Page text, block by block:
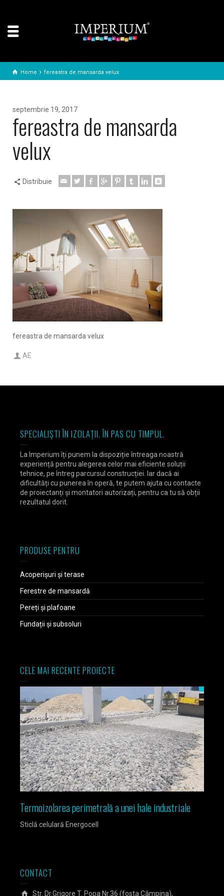
Home fereastra de mansarda velux
septembrie 19, 2017
fereastra de mansarda
velux
Distribuie
fereastra de mansarda velux
AE
SPECIALIȘTI ÎN IZOLAȚII. ÎN PAS CU TIMPUL.
La Imperium îți punem la dispoziție întreaga noastră
experiență pentru alegerea celor mai eficiente soluții
tehnice, pe întreg parcursul construcției. Iar dacă ai
dificultăți cu punerea în operă, te putem ajuta cu contacte
de proiectanți și montatori autorizați, pentru ca tu să obții
rezultatul dorit.
PRODUSE PENTRU
Acoperișuri și terase
Ferestre de mansardă
Pereți și plafoane
Fundații și subsoluri
CELE MAI RECENTE PROIECTE
Termoizolarea perimetrală a unei hale industriale
Sticlă celulară Energocell
CONTACT
Str. Dr.Grigore T. Popa Nr.36 (fosta Câmpina),